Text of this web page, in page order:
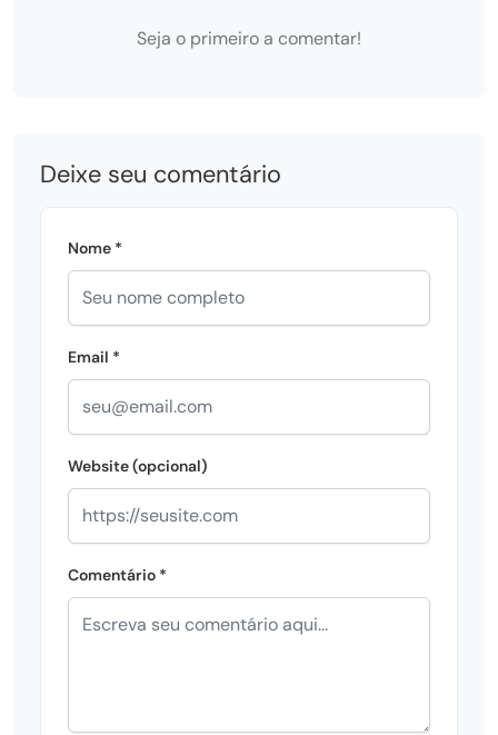
Seja o primeiro a comentar!
Deixe seu comentário
Nome *
Email *
Website (opcional)
Comentário *